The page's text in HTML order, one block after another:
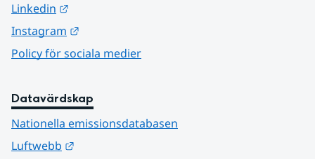
Linkedin
Instagram
Policy för sociala medier
Datavärdskap
Nationella emissionsdatabasen
Luftwebb